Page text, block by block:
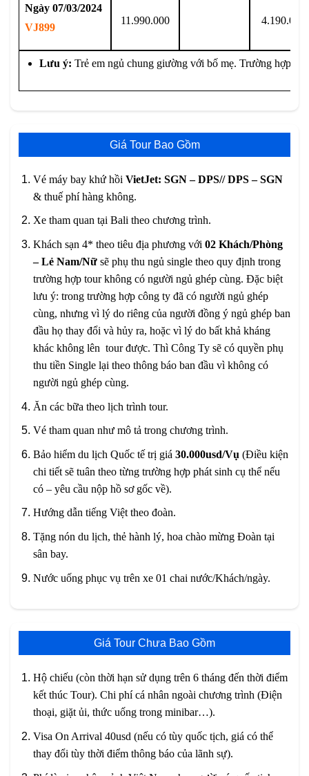
Ngày 07/03/2024
VJ899
11.990.000 4.190.000
Lưu ý: Trẻ em ngủ chung giường với bố mẹ. Trường hợp
Giá Tour Bao Gồm
Vé máy bay khứ hồi VietJet: SGN – DPS// DPS – SGN
& thuế phí hàng không.
Xe tham quan tại Bali theo chương trình.
Khách sạn 4* theo tiêu địa phương với 02 Khách/Phòng
– Lẻ Nam/Nữsẽ phụ thu ngủ single theo quy định trong
trường hợp tour không có người ngủ ghép cùng. Đặc biệt
lưu ý: trong trường hợp công ty đã có người ngủ ghép
cùng, nhưng vì lý do riêng của người đồng ý ngủ ghép ban
đầu họ thay đổi và hủy ra, hoặc vì lý do bất khả kháng
khác không lên tour được. Thì Công Ty sẽ có quyền phụ
thu tiền Single lại theo thông báo ban đầu vì không có
người ngủ ghép cùng.
Ăn các bữa theo lịch trình tour.
Vé tham quan như mô tả trong chương trình.
Bảo hiểm du lịch Quốc tế trị giá 30.000usd/Vụ (Điều kiện
chi tiết sẽ tuân theo từng trường hợp phát sinh cụ thể nếu
có – yêu cầu nộp hồ sơ gốc về).
Hướng dẫn tiếng Việt theo đoàn.
Tặng nón du lịch, thẻ hành lý, hoa chào mừng Đoàn tại
sân bay.
Nước uống phục vụ trên xe 01 chai nước/Khách/ngày.
Giá Tour Chưa Bao Gồm
Hộ chiếu (còn thời hạn sử dụng trên 6 tháng đến thời điểm
kết thúc Tour). Chi phí cá nhân ngoài chương trình (Điện
thoại, giặt ủi, thức uống trong minibar…).
Visa On Arrival 40usd (nếu có tùy quốc tịch, giá có thể
thay đổi tùy thời điểm thông báo của lãnh sự).